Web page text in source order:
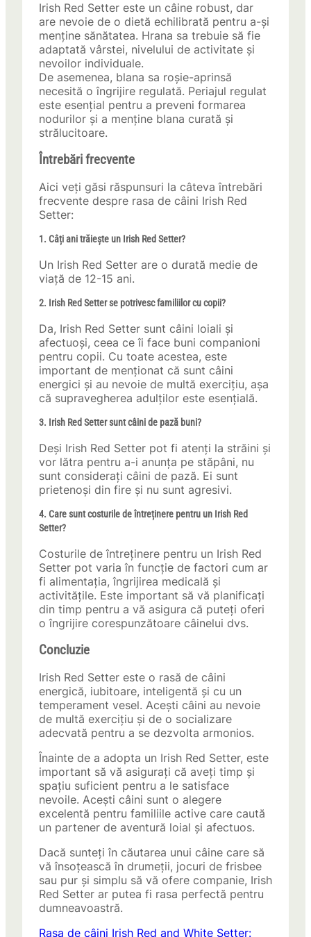
Irish Red Setter este un câine robust, dar
are nevoie de o dietă echilibrată pentru a-și
menține sănătatea. Hrana sa trebuie să fie
adaptată vârstei, nivelului de activitate și
nevoilor individuale.
De asemenea, blana sa roșie-aprinsă
necesită o îngrijire regulată. Periajul regulat
este esențial pentru a preveni formarea
nodurilor și a menține blana curată și
strălucitoare.
Întrebări frecvente
Aici veți găsi răspunsuri la câteva întrebări
frecvente despre rasa de câini Irish Red
Setter:
1. Câți ani trăiește un Irish Red Setter?
Un Irish Red Setter are o durată medie de
viață de 12-15 ani.
2. Irish Red Setter se potrivesc familiilor cu copii?
Da, Irish Red Setter sunt câini loiali și
afectuoși, ceea ce îi face buni companioni
pentru copii. Cu toate acestea, este
important de menționat că sunt câini
energici și au nevoie de multă exercițiu, așa
că supravegherea adulților este esențială.
3. Irish Red Setter sunt câini de pază buni?
Deși Irish Red Setter pot fi atenți la străini și
vor lătra pentru a-i anunța pe stăpâni, nu
sunt considerați câini de pază. Ei sunt
prietenoși din fire și nu sunt agresivi.
4. Care sunt costurile de întreținere pentru un Irish Red
Setter?
Costurile de întreținere pentru un Irish Red
Setter pot varia în funcție de factori cum ar
fi alimentația, îngrijirea medicală și
activitățile. Este important să vă planificați
din timp pentru a vă asigura că puteți oferi
o îngrijire corespunzătoare câinelui dvs.
Concluzie
Irish Red Setter este o rasă de câini
energică, iubitoare, inteligentă și cu un
temperament vesel. Acești câini au nevoie
de multă exercițiu și de o socializare
adecvată pentru a se dezvolta armonios.
Înainte de a adopta un Irish Red Setter, este
important să vă asigurați că aveți timp și
spațiu suficient pentru a le satisface
nevoile. Acești câini sunt o alegere
excelentă pentru familiile active care caută
un partener de aventură loial și afectuos.
Dacă sunteți în căutarea unui câine care să
vă însoțească în drumeții, jocuri de frisbee
sau pur și simplu să vă ofere companie, Irish
Red Setter ar putea fi rasa perfectă pentru
dumneavoastră.
Rasa de câini Irish Red and White Setter: